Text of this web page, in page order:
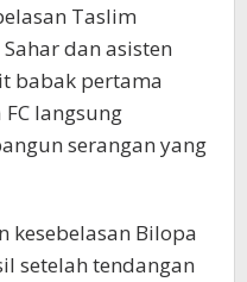
Taslim
dan asisten
babak pertama
langsung
serangan yang
kesebelasan Bilopa
setelah tendangan